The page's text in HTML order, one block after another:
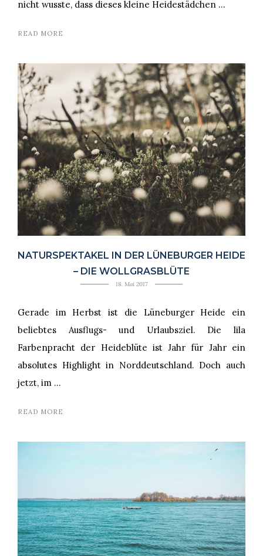
nicht wusste, dass dieses kleine Heidestädchen …
READ MORE
NATURSPEKTAKEL IN DER LÜNEBURGER HEIDE
– DIE WOLLGRASBLÜTE
18. Mai 2017
Gerade im Herbst ist die Lüneburger Heide ein
beliebtes Ausflugs- und Urlaubsziel. Die lila
Farbenpracht der Heideblüte ist Jahr für Jahr ein
absolutes Highlight in Norddeutschland. Doch auch
jetzt, im …
READ MORE